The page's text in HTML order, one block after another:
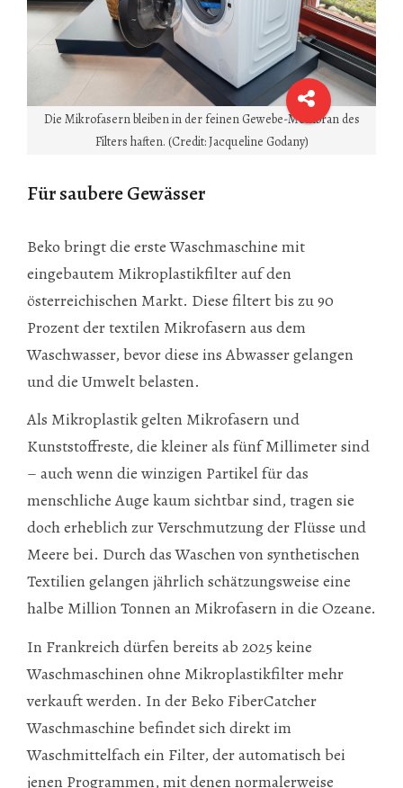
Die Mikrofasern bleiben in der feinen Gewebe-Membran des
Filters haften. (Credit: Jacqueline Godany)
Für saubere Gewässer
Beko bringt die erste Waschmaschine mit
eingebautem Mikroplastikfilter auf den
österreichischen Markt. Diese filtert bis zu 90
Prozent der textilen Mikrofasern aus dem
Waschwasser, bevor diese ins Abwasser gelangen
und die Umwelt belasten.
Als Mikroplastik gelten Mikrofasern und
Kunststoffreste, die kleiner als fünf Millimeter sind
– auch wenn die winzigen Partikel für das
menschliche Auge kaum sichtbar sind, tragen sie
doch erheblich zur Verschmutzung der Flüsse und
Meere bei. Durch das Waschen von synthetischen
Textilien gelangen jährlich schätzungsweise eine
halbe Million Tonnen an Mikrofasern in die Ozeane.
In Frankreich dürfen bereits ab 2025 keine
Waschmaschinen ohne Mikroplastikfilter mehr
verkauft werden. In der Beko FiberCatcher
Waschmaschine befindet sich direkt im
Waschmittelfach ein Filter, der automatisch bei
jenen Programmen, mit denen normalerweise